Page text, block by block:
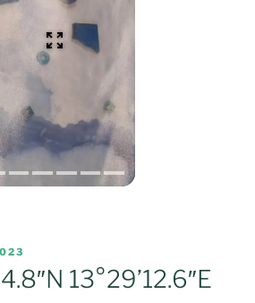
13°29’12.6″E